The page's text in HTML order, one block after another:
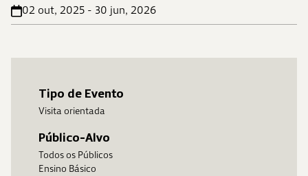
02 out, 2025 - 30 jun, 2026
Tipo de Evento
Visita orientada
Público-Alvo
Todos os Públicos
Ensino Básico